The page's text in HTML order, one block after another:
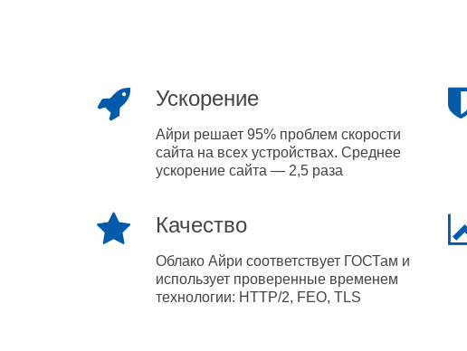
Ускорение
Айри решает 95% проблем скорости
сайта на всех устройствах. Среднее
ускорение сайта — 2,5 раза
Качество
Облако Айри соответствует ГОСТам и
использует проверенные временем
технологии: HTTP/2, FEO, TLS